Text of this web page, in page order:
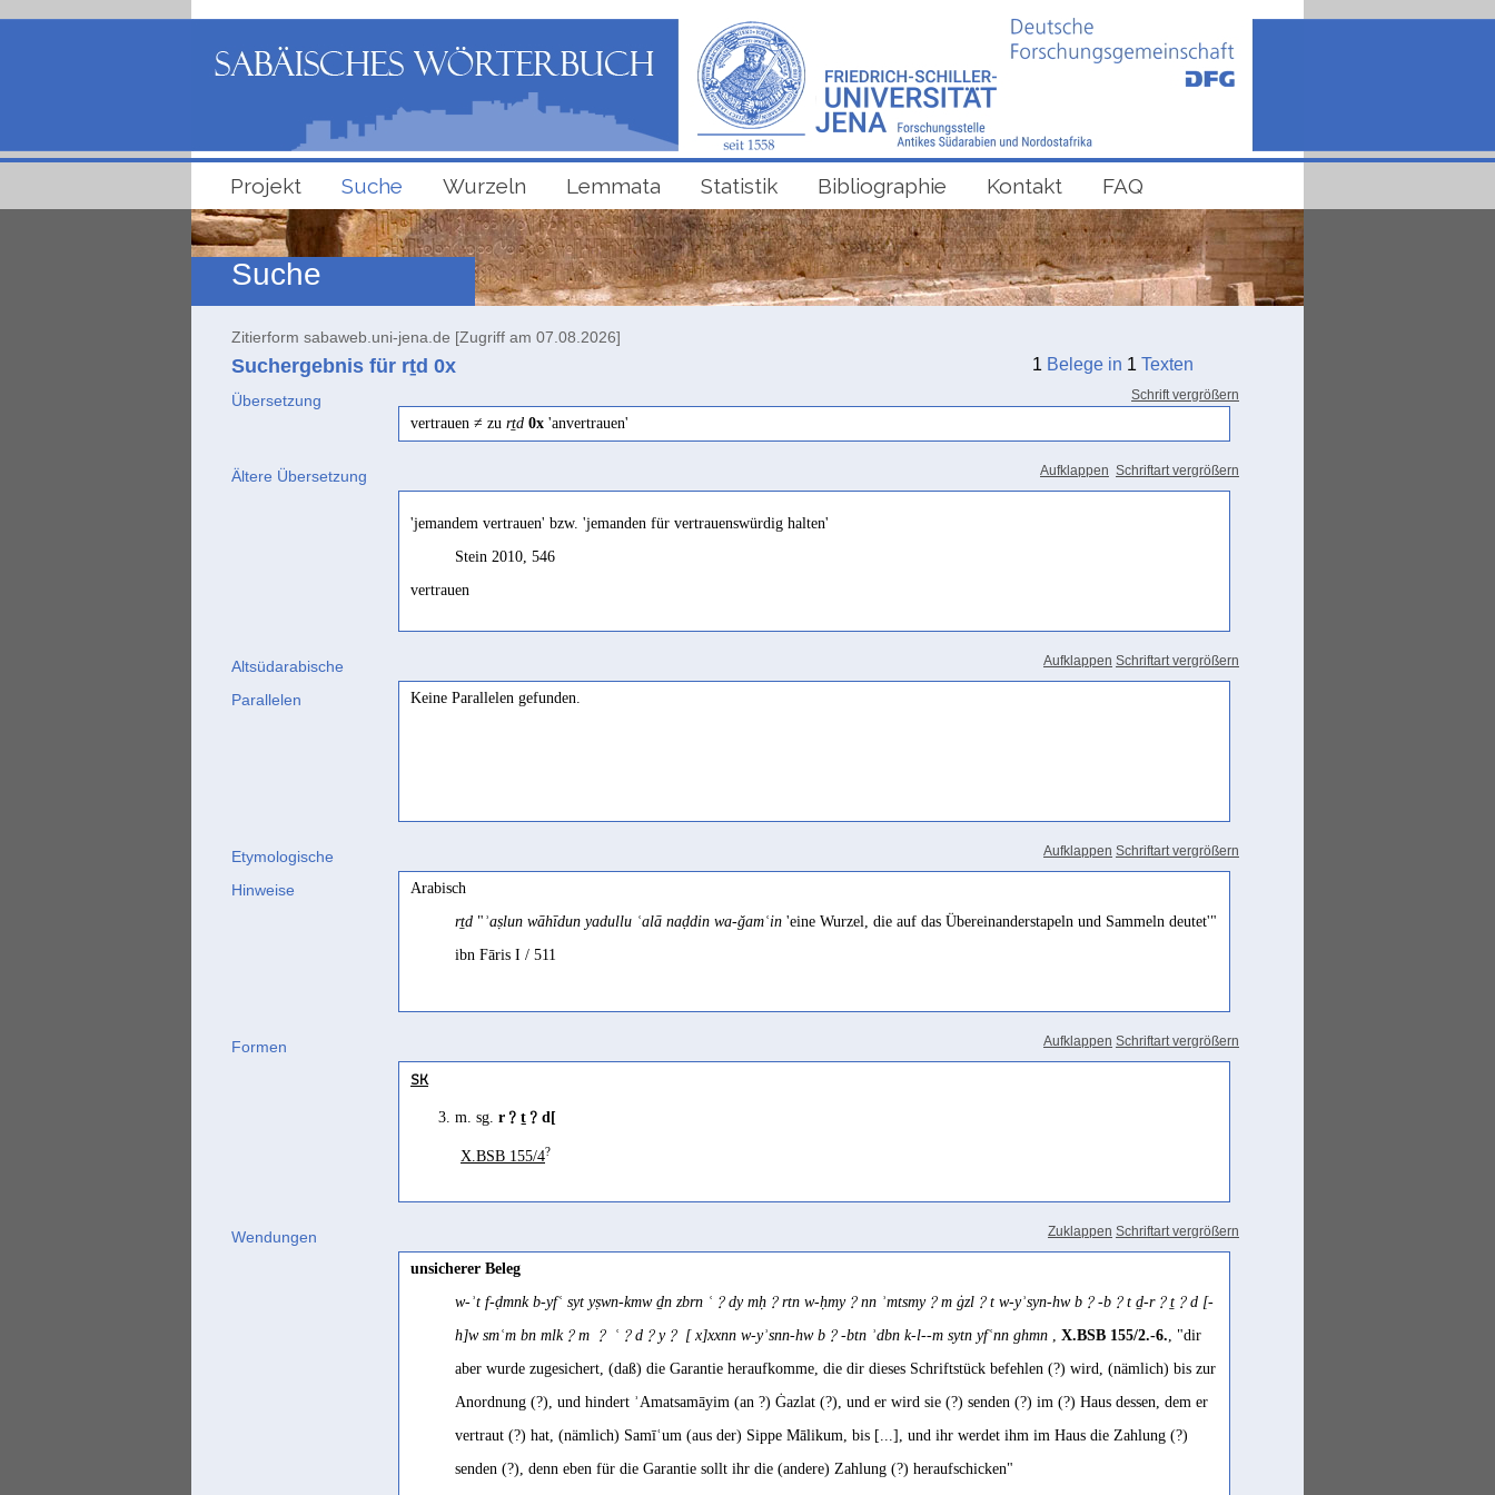
Projekt Suche Wurzeln Lemmata Statistik Bibliographie Kontakt FAQ
Suche
Zitierform sabaweb.uni-jena.de [Zugriff am 07.08.2026]
Suchergebnis für rṯd 0x 1 Belege in 1 Texten
Übersetzung Schrift vergrößern
vertrauen ≠ zu rṯd 0x 'anvertrauen'
Ältere Übersetzung Aufklappen Schriftart vergrößern
'jemandem vertrauen' bzw. 'jemanden für vertrauenswürdig halten'
Stein 2010, 546
vertrauen
Altsüdarabische
Parallelen
Aufklappen Schriftart vergrößern
Keine Parallelen gefunden.
Etymologische
Hinweise
Aufklappen Schriftart vergrößern
Arabisch
rṯd " ʾaṣlun wāhīdun yadullu ʿalā naḍdin wa-ǧamʿin 'eine Wurzel, die auf das Übereinanderstapeln und Sammeln deutet'"
ibn Fāris I / 511
Formen Aufklappen Schriftart vergrößern
SK
3. m. sg. r﹖ṯ﹖d[
X.BSB 155/4?
Wendungen Zuklappen Schriftart vergrößern
unsicherer Beleg
w-ʾt f-ḍmnk b-yfʿ syt yṣwn-kmw ḏn zbrn ʿ﹖dy mḥ﹖rtn w-ḥmy﹖nn ʾmtsmy﹖m ġzl﹖t w-yʾsyn-hw b﹖-b﹖t ḏ-r﹖ṯ﹖d [-
h]w smʿm bn mlk﹖m ﹖ ʿ﹖d﹖y﹖ [ x]xxnn w-yʾsnn-hw b﹖-btn ʾdbn k-l--m sytn yfʿnn ghmn , X.BSB 155/2.-6., "dir
aber wurde zugesichert, (daß) die Garantie heraufkomme, die dir dieses Schriftstück befehlen (?) wird, (nämlich) bis zur
Anordnung (?), und hindert ʾAmatsamāyim (an ?) Ġazlat (?), und er wird sie (?) senden (?) im (?) Haus dessen, dem er
vertraut (?) hat, (nämlich) Samīʿum (aus der) Sippe Mālikum, bis [...], und ihr werdet ihm im Haus die Zahlung (?)
senden (?), denn eben für die Garantie sollt ihr die (andere) Zahlung (?) heraufschicken"